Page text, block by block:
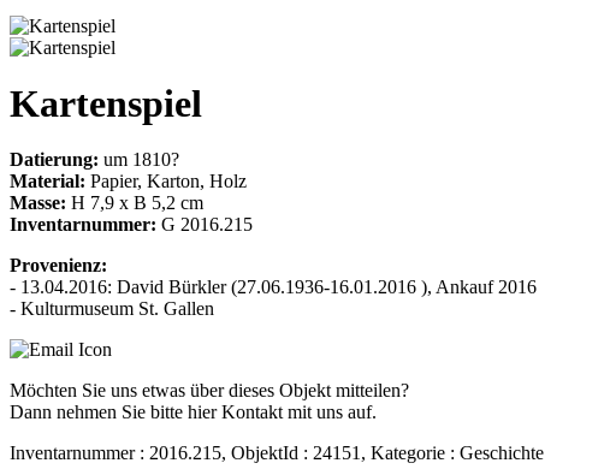
Kartenspiel
Datierung: um 1810?
Material: Papier, Karton, Holz
Masse: H 7,9 x B 5,2 cm
Inventarnummer: G 2016.215
Provenienz:
- 13.04.2016: David Bürkler (27.06.1936-16.01.2016 ), Ankauf 2016
- Kulturmuseum St. Gallen
Möchten Sie uns etwas über dieses Objekt mitteilen?
Dann nehmen Sie bitte hier Kontakt mit uns auf.
Inventarnummer : 2016.215, ObjektId : 24151, Kategorie : Geschichte